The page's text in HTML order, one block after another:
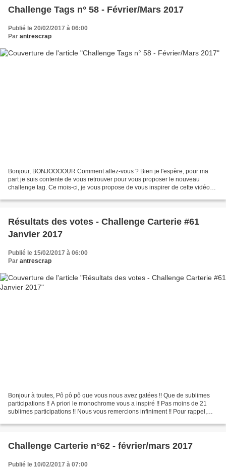
Challenge Tags n° 58 - Février/Mars 2017
Publié le 20/02/2017 à 06:00
Par antrescrap
Bonjour, BONJOOOOUR Comment allez-vous ? Bien je l'espère, pour ma
part je suis contente de vous retrouver pour vous proposer le nouveau
challenge tag. Ce mois-ci, je vous propose de vous inspirer de cette vidéo
Résultats des votes - Challenge Carterie #61
Janvier 2017
Publié le 15/02/2017 à 06:00
Par antrescrap
Bonjour à toutes, Pô pô pô que vous nous avez gatées !! Que de sublimes
participations !! A priori le monochrome vous a inspiré !! Pas moins de 21
sublimes participations !! Nous vous remercions infiniment !! Pour rappel,
Challenge Carterie n°62 - février/mars 2017
Publié le 10/02/2017 à 07:00